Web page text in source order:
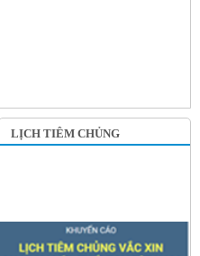
LỊCH TIÊM CHỦNG